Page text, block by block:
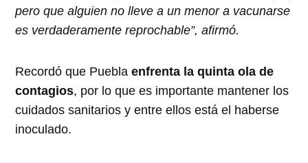
pero que alguien no lleve a un menor a vacunarse
es verdaderamente reprochable”, afirmó.
Recordó que Puebla enfrenta la quinta ola de
contagios, por lo que es importante mantener los
cuidados sanitarios y entre ellos está el haberse
inoculado.